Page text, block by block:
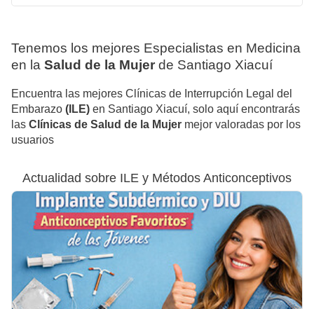
Tenemos los mejores Especialistas en Medicina
en la Salud de la Mujer de Santiago Xiacuí
Encuentra las mejores Clínicas de Interrupción Legal del
Embarazo (ILE) en Santiago Xiacuí, solo aquí encontrarás
las Clínicas de Salud de la Mujer mejor valoradas por los
usuarios
Actualidad sobre ILE y Métodos Anticonceptivos